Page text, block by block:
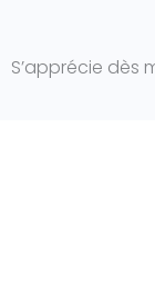
S’apprécie dès